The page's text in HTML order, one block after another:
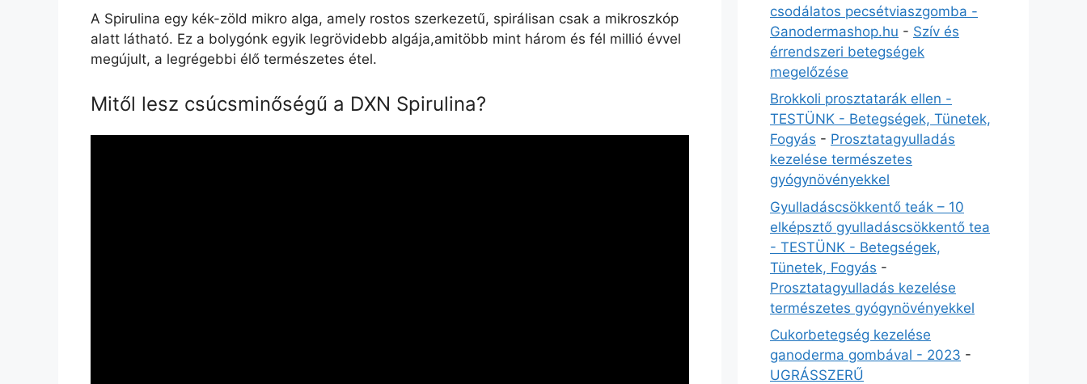
A Spirulina egy kék-zöld mikro alga, amely rostos szerkezetű, spirálisan csak a mikroszkóp
alatt látható. Ez a bolygónk egyik legrövidebb algája,amitöbb mint három és fél millió évvel
megújult, a legrégebbi élő természetes étel.
Mitől lesz csúcsminőségű a DXN Spirulina?
csodálatos pecsétviaszgomba -
Ganodermashop.hu - Szív és
érrendszeri betegségek
megelőzése
Brokkoli prosztatarák ellen -
TESTÜNK - Betegségek, Tünetek,
Fogyás - Prosztatagyulladás
kezelése természetes
gyógynövényekkel
Gyulladáscsökkentő teák – 10
elképsztő gyulladáscsökkentő tea
- TESTÜNK - Betegségek,
Tünetek, Fogyás -
Prosztatagyulladás kezelése
természetes gyógynövényekkel
Cukorbetegség kezelése
ganoderma gombával - 2023 -
UGRÁSSZERŰ